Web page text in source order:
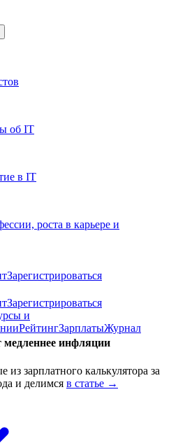
об IT
в IT
роста в карьере и
Зарегистрироваться
Зарегистрироваться
и
РейтингЗарплатыЖурнал
инфляции
зарплатного калькулятора за
и делимся в статье →